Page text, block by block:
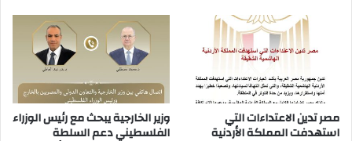
مصر تدين الاعتداءات التي
استهدفت المملكة الأردنية
وزير الخارجية يبحث مع رئيس الوزراء
الفلسطيني دعم السلطة